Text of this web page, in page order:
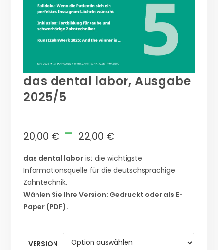
das dental labor, Ausgabe
2025/5
20,00 € - 22,00 €
das dental labor ist die wichtigste
Informationsquelle für die deutschsprachige
Zahntechnik.
Wählen Sie Ihre Version: Gedruckt oder als E-
Paper (PDF).
VERSION